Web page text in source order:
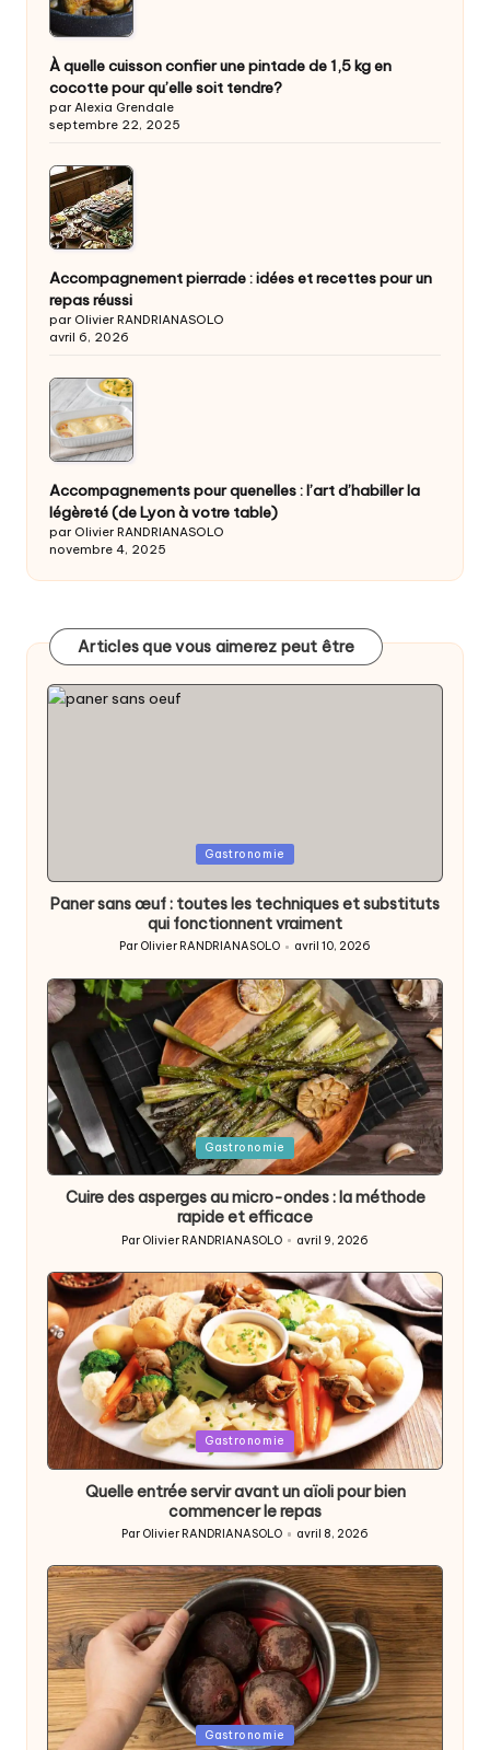
À quelle cuisson confier une pintade de 1,5 kg en
cocotte pour qu’elle soit tendre?
par Alexia Grendale
septembre 22, 2025
Accompagnement pierrade : idées et recettes pour un
repas réussi
par Olivier RANDRIANASOLO
avril 6, 2026
Accompagnements pour quenelles : l’art d’habiller la
légèreté (de Lyon à votre table)
par Olivier RANDRIANASOLO
novembre 4, 2025
Articles que vous aimerez peut être
Gastronomie
Paner sans œuf : toutes les techniques et substituts
qui fonctionnent vraiment
Par Olivier RANDRIANASOLO avril 10, 2026
Posted
Gastronomie
Cuire des asperges au micro-ondes : la méthode
rapide et efficace
Posted
Par Olivier RANDRIANASOLO avril 9, 2026
Posted
Gastronomie
Quelle entrée servir avant un aïoli pour bien
commencer le repas
Posted
by
Par Olivier RANDRIANASOLO avril 8, 2026
Posted
Gastronomie